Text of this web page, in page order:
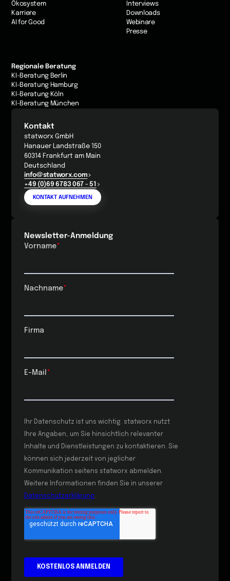
Ökosystem
Karriere
AI for Good
Interviews
Downloads
Webinare
Presse
Regionale Beratung
KI-Beratung Berlin
KI-Beratung Hamburg
KI-Beratung Köln
KI-Beratung München
Kontakt
statworx GmbH
Hanauer Landstraße 150
60314 Frankfurt am Main
Deutschland
info@statworx.com
+49 (0)69 6783 067 - 51
KONTAKT AUFNEHMEN
Newsletter-Anmeldung